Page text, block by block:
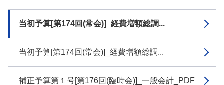
当初予算[第174回(常会)]_経費増額総調...
当初予算[第174回(常会)]_経費増額総調...
補正予算第１号[第176回(臨時会)]_一般会計_PDF